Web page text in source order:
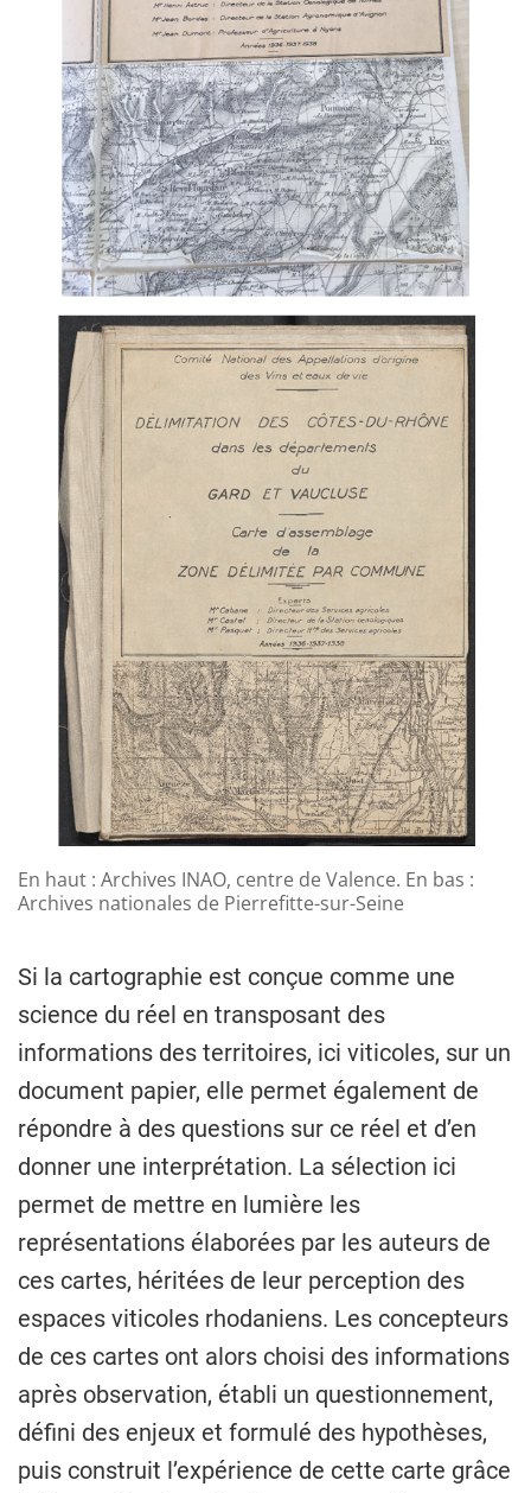
En haut : Archives INAO, centre de Valence. En bas :
Archives nationales de Pierrefitte-sur-Seine
Si la cartographie est conçue comme une
science du réel en transposant des
informations des territoires, ici viticoles, sur un
document papier, elle permet également de
répondre à des questions sur ce réel et d’en
donner une interprétation. La sélection ici
permet de mettre en lumière les
représentations élaborées par les auteurs de
ces cartes, héritées de leur perception des
espaces viticoles rhodaniens. Les concepteurs
de ces cartes ont alors choisi des informations
après observation, établi un questionnement,
défini des enjeux et formulé des hypothèses,
puis construit l’expérience de cette carte grâce